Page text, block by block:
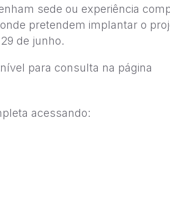
sede ou experiência
pretendem implantar o
de junho.
para consulta na página
acessando:
geral/fundacao-